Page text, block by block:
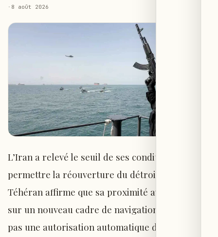
· 8 août 2026
L’Iran a relevé le seuil de ses conditions pour
permettre la réouverture du détroit d’Ormuz.
Téhéran affirme que sa proximité avec Mascate
sur un nouveau cadre de navigation ne signifie
pas une autorisation automatique du retour à